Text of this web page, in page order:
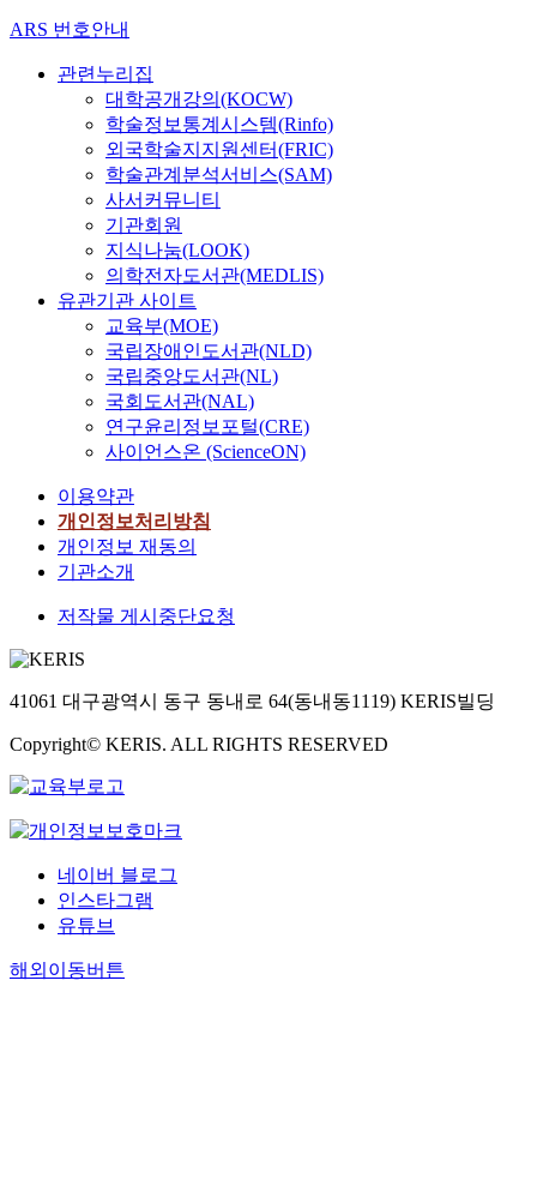
ARS 번호안내
관련누리집
대학공개강의(KOCW)
학술정보통계시스템(Rinfo)
외국학술지지원센터(FRIC)
학술관계분석서비스(SAM)
사서커뮤니티
기관회원
지식나눔(LOOK)
의학전자도서관(MEDLIS)
유관기관 사이트
교육부(MOE)
국립장애인도서관(NLD)
국립중앙도서관(NL)
국회도서관(NAL)
연구윤리정보포털(CRE)
사이언스온 (ScienceON)
이용약관
개인정보처리방침
개인정보 재동의
기관소개
저작물 게시중단요청
41061 대구광역시 동구 동내로 64(동내동1119) KERIS빌딩
Copyright© KERIS. ALL RIGHTS RESERVED
네이버 블로그
인스타그램
유튜브
해외이동버튼